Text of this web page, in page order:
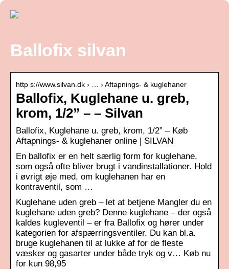
Ballofix silvan
http s://www.silvan.dk › … › Aftapnings- & kuglehaner
Ballofix, Kuglehane u. greb,
krom, 1/2” – – Silvan
Ballofix, Kuglehane u. greb, krom, 1/2” – Køb
Aftapnings- & kuglehaner online | SILVAN
En ballofix er en helt særlig form for kuglehane,
som også ofte bliver brugt i vandinstallationer. Hold
i øvrigt øje med, om kuglehanen har en
kontraventil, som …
Kuglehane uden greb – let at betjene Mangler du en
kuglehane uden greb? Denne kuglehane – der også
kaldes kugleventil – er fra Ballofix og hører under
kategorien for afspærringsventiler. Du kan bl.a.
bruge kuglehanen til at lukke af for de fleste
væsker og gasarter under både tryk og v… Køb nu
for kun 98,95